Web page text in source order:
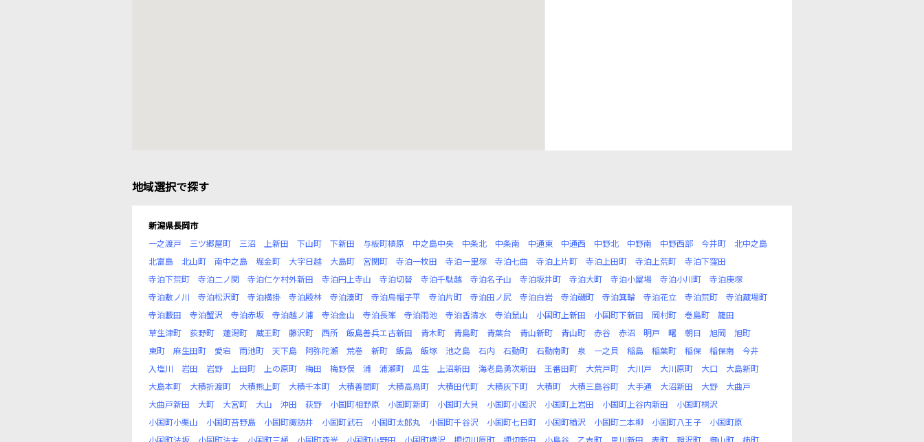
地域選択で探す
新潟県長岡市
一之渡戸
三ツ郷屋町 三沼 上新田 下山町 下新田 与板町槙原 中之島中央 中条北 中条南 中通東 中通西 中野北 中野南 中野西部 今井町
北中之島
北富島
北山町 南中之島 堀金町 大字日越 大島町 宮関町 寺泊一枚田 寺泊一里塚 寺泊七曲 寺泊上片町 寺泊上田町 寺泊上荒町
寺泊下窪田
寺泊下荒町
寺泊二ノ関 寺泊仁ケ村外新田 寺泊円上寺山 寺泊切替 寺泊千駄越 寺泊名子山 寺泊坂井町 寺泊大町 寺泊小屋場 寺泊小川町
寺泊庚塚
寺泊敷ノ川
寺泊松沢町 寺泊横掛 寺泊殿林 寺泊湊町 寺泊烏帽子平 寺泊片町 寺泊田ノ尻 寺泊白岩 寺泊磯町 寺泊箕輪 寺泊花立 寺泊荒町
寺泊蔵場町
寺泊藪田
寺泊蟹沢 寺泊赤坂 寺泊越ノ浦 寺泊金山 寺泊長峯 寺泊雨池 寺泊香清水 寺泊鼠山 小国町上新田 小国町下新田 岡村町 巻島町
籠田
草生津町
荻野町 蓮潟町 蔵王町 藤沢町 西所 飯島善兵エ古新田 青木町 青島町 青葉台 青山新町 青山町 赤谷 赤沼 明戸 曙 朝日 旭岡
旭町
東町
麻生田町 愛宕 雨池町 天下島 阿弥陀瀬 荒巻 新町 飯島 飯塚 池之島 石内 石動町 石動南町 泉 一之貝 稲島 稲葉町 稲保 稲保南
今井
入塩川
岩田 岩野 上田町 上の原町 梅田 梅野俣 浦 浦瀬町 瓜生 上沼新田 海老島勇次新田 王番田町 大荒戸町 大川戸 大川原町 大口
大島新町
大島本町
大積折渡町 大積熊上町 大積千本町 大積善間町 大積高鳥町 大積田代町 大積灰下町 大積町 大積三島谷町 大手通 大沼新田 大野
大曲戸
大曲戸新田
大町 大宮町 大山 沖田 荻野 小国町相野原 小国町新町 小国町大貝 小国町小国沢 小国町上岩田 小国町上谷内新田
小国町桐沢
小国町小栗山
小国町苔野島 小国町諏訪井 小国町武石 小国町太郎丸 小国町千谷沢 小国町七日町 小国町楢沢 小国町二本柳 小国町八王子
小国町原
小国町法坂
小国町法末 小国町三桶 小国町森光 小国町山野田 小国町横沢 押切川原町 押切新田 小島谷 乙吉町 思川新田 表町 親沢町 御山町
柿町